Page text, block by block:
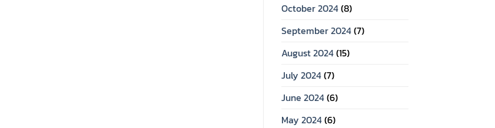
October 2024(8)
September 2024(7)
August 2024(15)
July 2024(7)
June 2024(6)
May 2024(6)